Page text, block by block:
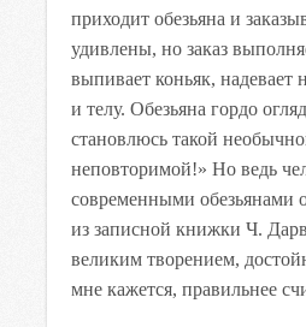
приходит обезьяна и
удивлены, но заказ
выпивает коньяк, надевает
и телу. Обезьяна гордо
становлюсь такой
неповторимой!» Но ведь
современными обезьянами
из записной книжки Ч.
великим творением,
мне кажется, правильнее